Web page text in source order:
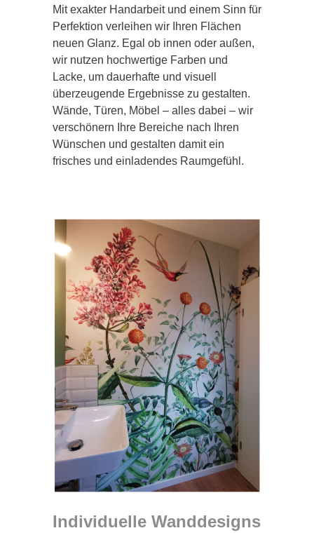
Mit exakter Handarbeit und einem Sinn für
Perfektion verleihen wir Ihren Flächen
neuen Glanz. Egal ob innen oder außen,
wir nutzen hochwertige Farben und
Lacke, um dauerhafte und visuell
überzeugende Ergebnisse zu gestalten.
Wände, Türen, Möbel – alles dabei – wir
verschönern Ihre Bereiche nach Ihren
Wünschen und gestalten damit ein
frisches und einladendes Raumgefühl.
Individuelle Wanddesigns